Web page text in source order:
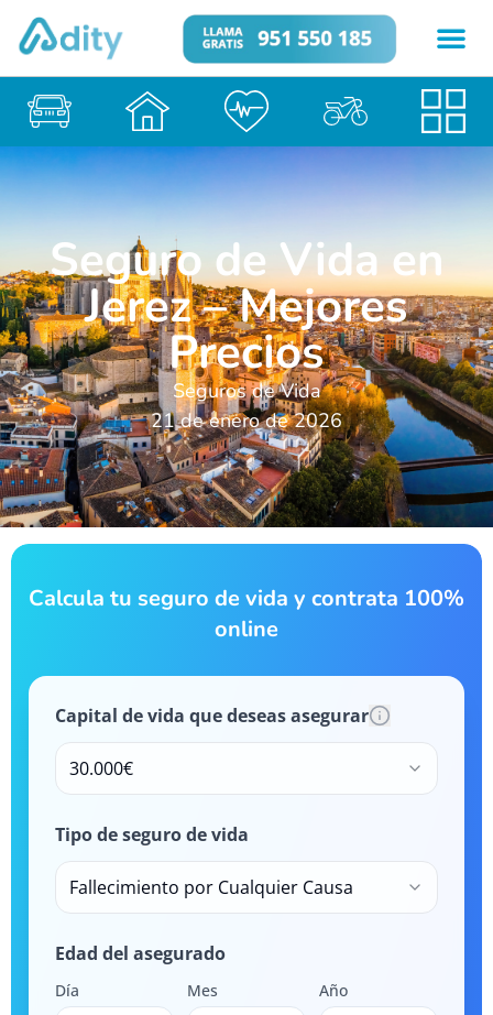
Seguro de Vida en
Jerez – Mejores
Precios
Seguros de Vida
21 de enero de 2026
Calcula tu seguro de vida y contrata 100%
online
Capital de vida que deseas asegurar
30.000€
Tipo de seguro de vida
Fallecimiento por Cualquier Causa
Edad del asegurado
Día
Mes
Año